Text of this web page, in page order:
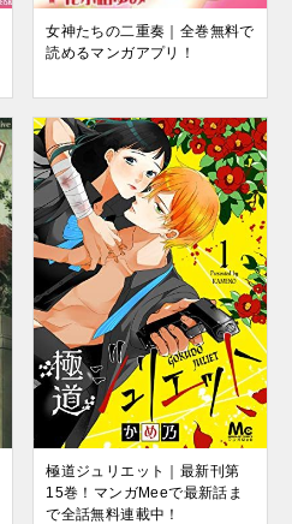
女神たちの二重奏｜全巻無料で
読めるマンガアプリ！
極道ジュリエット｜最新刊第
15巻！マンガMeeで最新話ま
で全話無料連載中！